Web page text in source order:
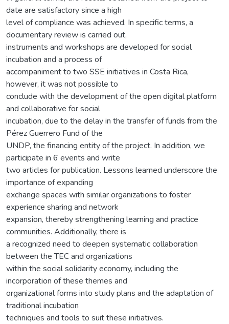
date are satisfactory since a high
level of compliance was achieved. In specific terms, a
documentary review is carried out,
instruments and workshops are developed for social
incubation and a process of
accompaniment to two SSE initiatives in Costa Rica,
however, it was not possible to
conclude with the development of the open digital platform
and collaborative for social
incubation, due to the delay in the transfer of funds from the
Pérez Guerrero Fund of the
UNDP, the financing entity of the project. In addition, we
participate in 6 events and write
two articles for publication. Lessons learned underscore the
importance of expanding
exchange spaces with similar organizations to foster
experience sharing and network
expansion, thereby strengthening learning and practice
communities. Additionally, there is
a recognized need to deepen systematic collaboration
between the TEC and organizations
within the social solidarity economy, including the
incorporation of these themes and
organizational forms into study plans and the adaptation of
traditional incubation
techniques and tools to suit these initiatives.